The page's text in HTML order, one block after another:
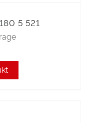
5 521